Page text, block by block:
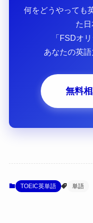
何をどうやっても
た
「FSDオ
あなたの英
無料
TOEIC英単語 単語